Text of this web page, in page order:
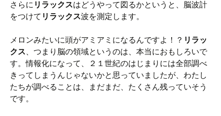
さらに リラックスはどうやって図るかというと、脳波計
をつけて リラックス波を測定します。
メロンみたいに頭がアミアミになるんですよ！？ リラッ
クス 、つまり脳の領域というのは、本当におもしろいで
す。情報化になって、２１世紀のはじまりには全部調べ
きってしまうんじゃないかと思っていましたが、わたし
たちが調べることは、まだまだ、たくさん残っていそう
です。